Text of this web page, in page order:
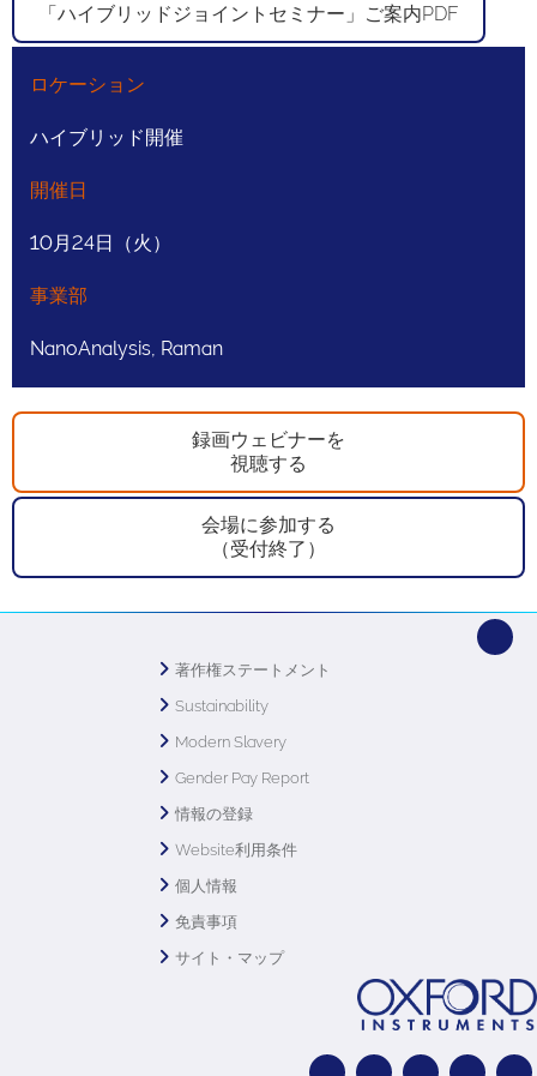
「ハイブリッドジョイントセミナー」ご案内PDF
ロケーション
ハイブリッド開催
開催日
10月24日（火）
事業部
NanoAnalysis, Raman
録画ウェビナーを
視聴する
会場に参加する
（受付終了）
著作権ステートメント
Sustainability
Modern Slavery
Gender Pay Report
情報の登録
Website利用条件
個人情報
免責事項
サイト・マップ